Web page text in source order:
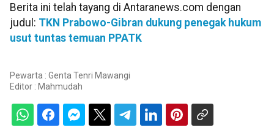
Berita ini telah tayang di Antaranews.com dengan
judul: TKN Prabowo-Gibran dukung penegak hukum
usut tuntas temuan PPATK
Pewarta : Genta Tenri Mawangi
Editor : Mahmudah